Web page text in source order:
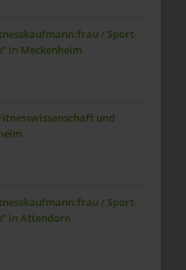
/ Sport-
in Meckenheim
und
/ Sport-
in Attendorn